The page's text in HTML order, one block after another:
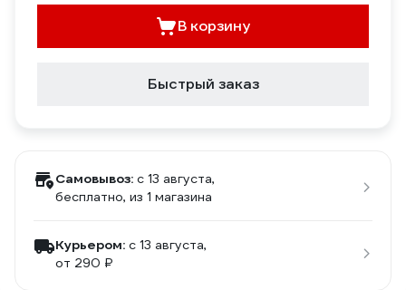
В корзину
Быстрый заказ
Самовывоз: c 13 августа,
бесплатно, из 1 магазина
Курьером: c 13 августа,
от 290 ₽